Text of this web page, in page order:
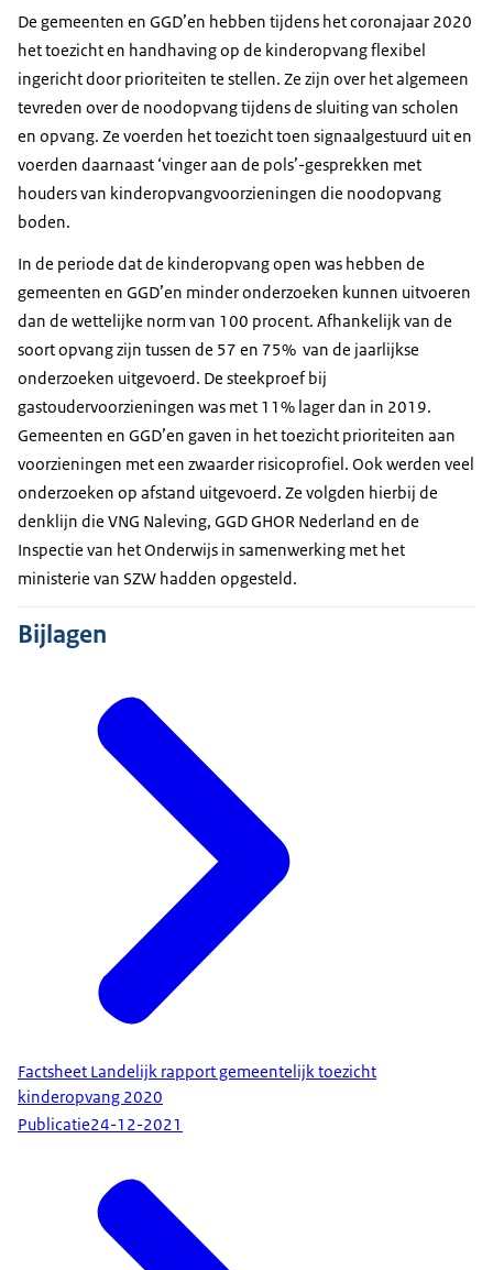
De gemeenten en GGD’en hebben tijdens het coronajaar 2020
het toezicht en handhaving op de kinderopvang flexibel
ingericht door prioriteiten te stellen. Ze zijn over het algemeen
tevreden over de noodopvang tijdens de sluiting van scholen
en opvang. Ze voerden het toezicht toen signaalgestuurd uit en
voerden daarnaast ‘vinger aan de pols’-gesprekken met
houders van kinderopvangvoorzieningen die noodopvang
boden.
In de periode dat de kinderopvang open was hebben de
gemeenten en GGD’en minder onderzoeken kunnen uitvoeren
dan de wettelijke norm van 100 procent. Afhankelijk van de
soort opvang zijn tussen de 57 en 75% van de jaarlijkse
onderzoeken uitgevoerd. De steekproef bij
gastoudervoorzieningen was met 11% lager dan in 2019.
Gemeenten en GGD’en gaven in het toezicht prioriteiten aan
voorzieningen met een zwaarder risicoprofiel. Ook werden veel
onderzoeken op afstand uitgevoerd. Ze volgden hierbij de
denklijn die VNG Naleving, GGD GHOR Nederland en de
Inspectie van het Onderwijs in samenwerking met het
ministerie van SZW hadden opgesteld.
Bijlagen
Factsheet Landelijk rapport gemeentelijk toezicht
kinderopvang 2020
Publicatie24-12-2021